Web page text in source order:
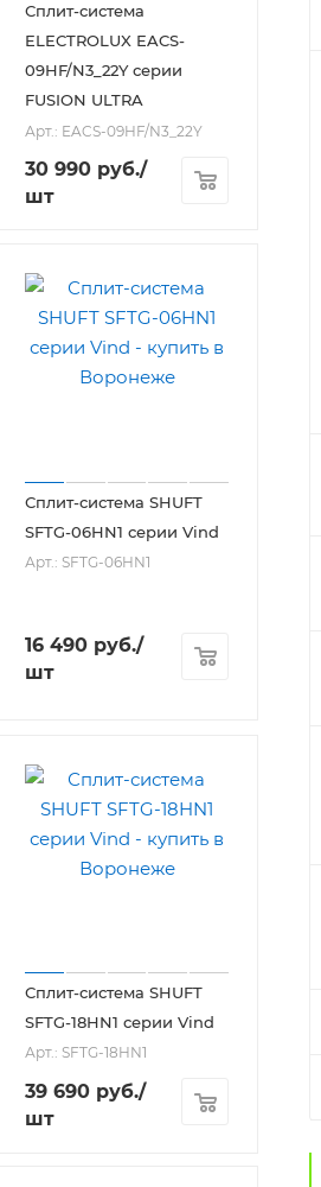
Сплит-система
ELECTROLUX EACS-
09HF/N3_22Y серии
FUSION ULTRA
Арт.: EACS-09HF/N3_22Y
30 990 руб./
шт
Сплит-система SHUFT
SFTG-06HN1 серии Vind
Арт.: SFTG-06HN1
16 490 руб./
шт
Сплит-система SHUFT
SFTG-18HN1 серии Vind
Арт.: SFTG-18HN1
39 690 руб./
шт